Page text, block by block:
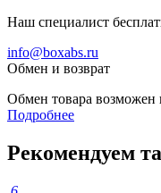
Наш специалист
info@boxabs.ru
Обмен и возврат
Обмен товара возможен
Подробнее
Рекомендуем